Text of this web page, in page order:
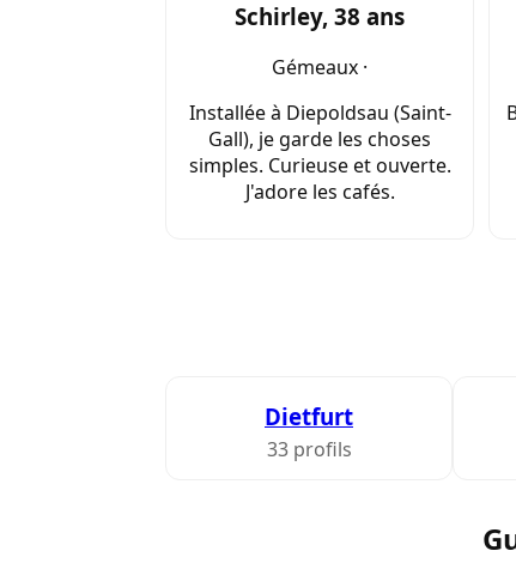
Schirley, 38 ans
Gémeaux ·
Installée à Diepoldsau (Saint-
Gall), je garde les choses
simples. Curieuse et ouverte.
J'adore les cafés.
Dietfurt
33 profils